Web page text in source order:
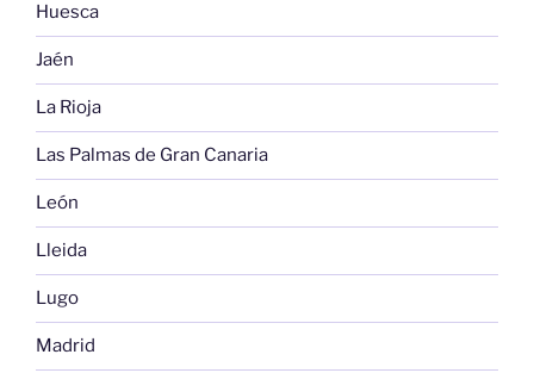
Huesca
Jaén
La Rioja
Las Palmas de Gran Canaria
León
Lleida
Lugo
Madrid